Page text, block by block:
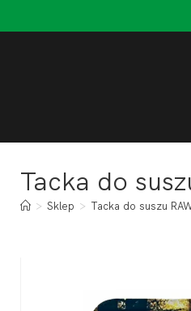
Tacka do
> Sklep > Tacka do suszu